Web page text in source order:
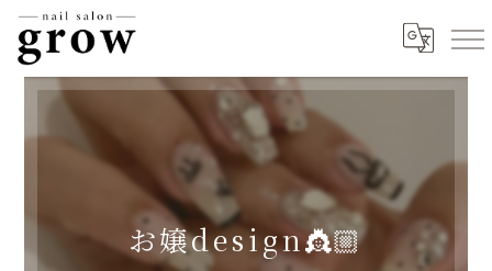
お嬢design👸🏼